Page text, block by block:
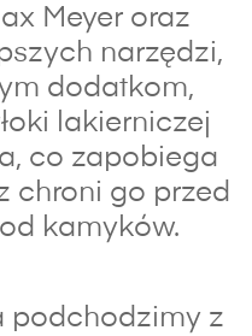
Meyer oraz
narzędzi,
dodatkom,
lakierniczej
co zapobiega
chroni go przed
kamyków.
podchodzimy z